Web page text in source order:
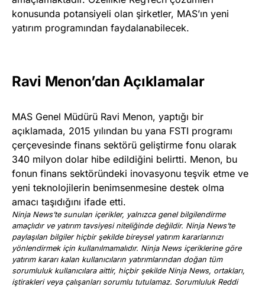
konusunda potansiyeli olan şirketler, MAS’ın yeni
yatırım programından faydalanabilecek.
Ravi Menon’dan Açıklamalar
MAS Genel Müdürü Ravi Menon, yaptığı bir
açıklamada, 2015 yılından bu yana FSTI programı
çerçevesinde finans sektörü geliştirme fonu olarak
340 milyon dolar hibe edildiğini belirtti. Menon, bu
fonun finans sektöründeki inovasyonu teşvik etme ve
yeni teknolojilerin benimsenmesine destek olma
amacı taşıdığını ifade etti.
Ninja News’te sunulan içerikler, yalnızca genel bilgilendirme
amaçlıdır ve yatırım tavsiyesi niteliğinde değildir. Ninja News’te
paylaşılan bilgiler hiçbir şekilde bireysel yatırım kararlarınızı
yönlendirmek için kullanılmamalıdır. Ninja News içeriklerine göre
yatırım kararı kalan kullanıcıların yatırımlarından doğan tüm
sorumluluk kullanıcılara aittir, hiçbir şekilde Ninja News, ortakları,
iştirakleri veya çalışanları sorumlu tutulamaz. Sorumluluk Reddi